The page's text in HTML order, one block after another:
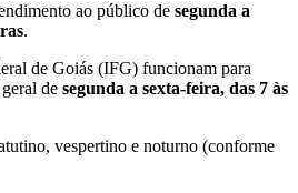
ao público de segunda a
.
de Goiás (IFG) funcionam para
de segunda a sexta-feira, das 7 às
vespertino e noturno (conforme